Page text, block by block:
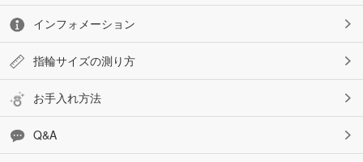
インフォメーション
指輪サイズの測り方
お手入れ方法
Q&A